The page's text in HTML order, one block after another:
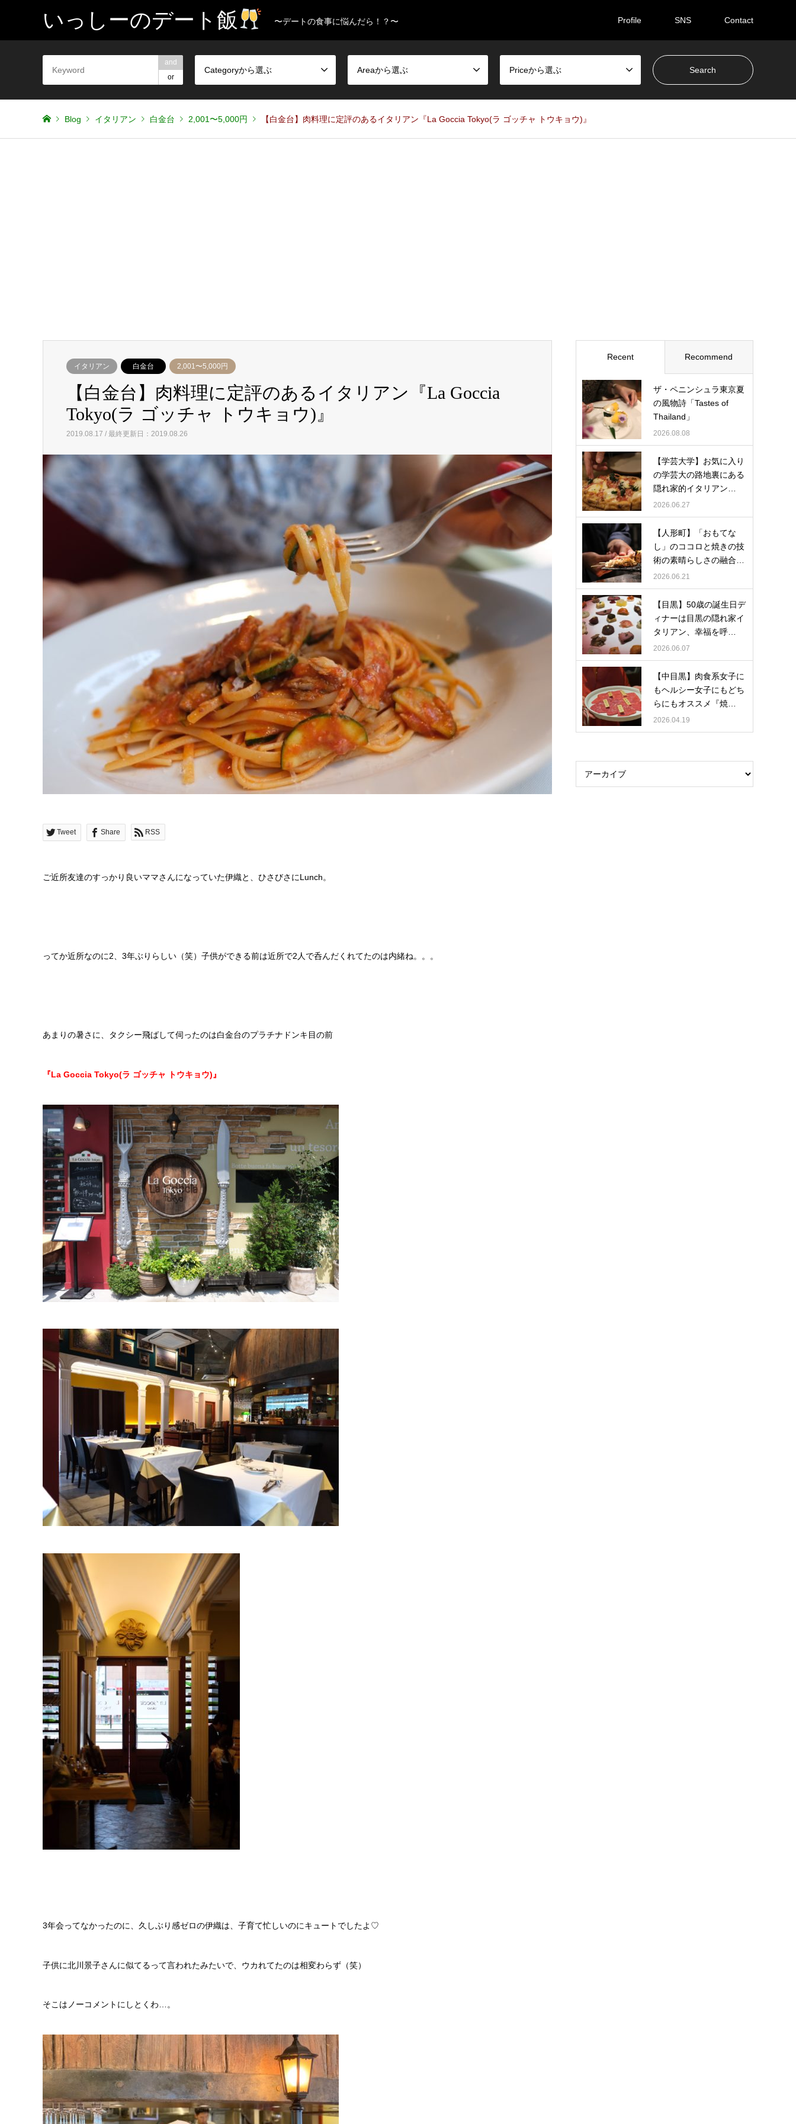
いっしーのデート飯 〜デートの食事に悩んだら！？〜 Profile SNS Contact
and
or
Categoryから選ぶ Areaから選ぶ Priceから選ぶ
Blog イタリアン 白金台 2,001〜5,000円 【白金台】肉料理に定評のあるイタリアン『La Goccia Tokyo(ラ ゴッチャ トウキョウ)』
イタリアン 白金台 2,001〜5,000円
【白金台】肉料理に定評のあるイタリアン『La Goccia
Tokyo(ラ ゴッチャ トウキョウ)』
2019.08.17 / 最終更新日：2019.08.26
Tweet Share RSS
ご近所友達のすっかり良いママさんになっていた伊織と、ひさびさにLunch。
ってか近所なのに2、3年ぶりらしい（笑）子供ができる前は近所で2人で呑んだくれてたのは内緒ね。。。
あまりの暑さに、タクシー飛ばして伺ったのは白金台のプラチナドンキ目の前
『La Goccia Tokyo(ラ ゴッチャ トウキョウ)』
3年会ってなかったのに、久しぶり感ゼロの伊織は、子育て忙しいのにキュートでしたよ♡
子供に北川景子さんに似てるって言われたみたいで、ウカれてたのは相変わらず（笑）
そこはノーコメントにしとくわ…。
Recent Recommend
ザ・ペニンシュラ東京夏
の風物詩「Tastes of
Thailand」
2026.08.08
【学芸大学】お気に入り
の学芸大の路地裏にある
隠れ家的イタリアン…
2026.06.27
【人形町】「おもてな
し」のココロと焼きの技
術の素晴らしさの融合…
2026.06.21
【目黒】50歳の誕生日デ
ィナーは目黒の隠れ家イ
タリアン、幸福を呼…
2026.06.07
【中目黒】肉食系女子に
もヘルシー女子にもどち
らにもオススメ『焼…
2026.04.19